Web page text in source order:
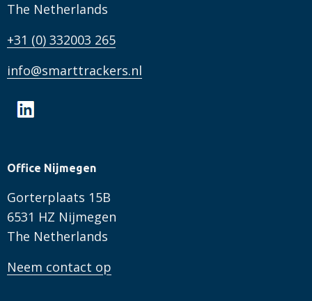
The Netherlands
+31 (0) 332003 265
info@smarttrackers.nl
Office Nijmegen
Gorterplaats 15B
6531 HZ Nijmegen
The Netherlands
Neem contact op